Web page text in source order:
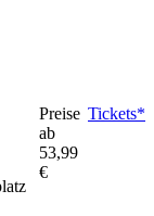
Preise
ab
53,99
€
Tickets*